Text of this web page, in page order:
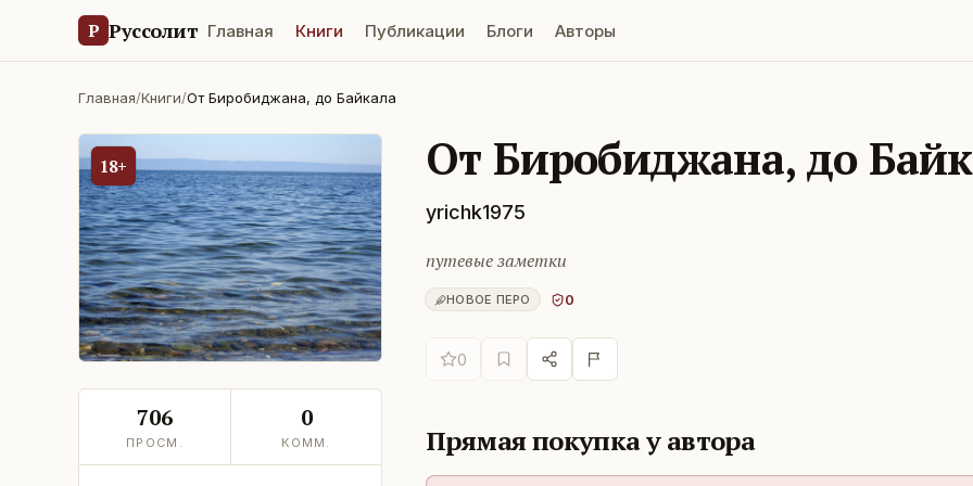
Р Руссолит Главная Книги Публикации Блоги Авторы
Главная/Книги/От Биробиджана, до Байкала
18+
706
ПРОСМ.
0
КОММ.
От Биробиджана, до
yrichk1975
путевые заметки
НОВОЕ ПЕРО 0
0
Прямая покупка у автора